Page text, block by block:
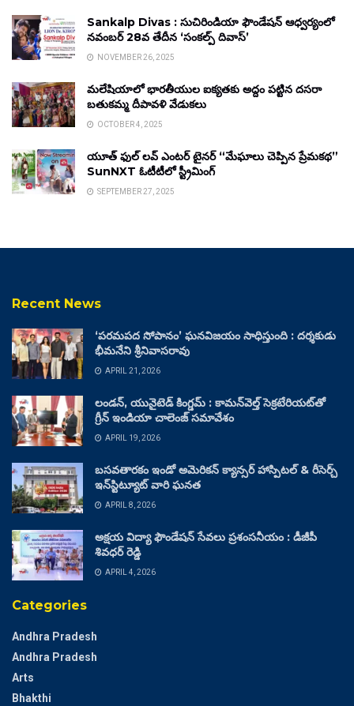
Sankalp Divas : సుచిరిండియా ఫౌండేషన్ ఆధ్వర్యంలో
నవంబర్ 28వ తేదీన ‘సంకల్ప్ దివాస్’
NOVEMBER 26, 2025
మలేషియాలో భారతీయుల ఐక్యతకు అద్దం పట్టిన దసరా
బతుకమ్మ దీపావళి వేడుకలు
OCTOBER 4, 2025
యూత్ ఫుల్ లవ్ ఎంటర్ టైనర్ “మేఘాలు చెప్పిన ప్రేమకథ”
SunNXT ఓటీటీలో స్ట్రీమింగ్
SEPTEMBER 27, 2025
Recent News
‘పరమపద సోపానం’ ఘనవిజయం సాధిస్తుంది : దర్శకుడు
భీమనేని శ్రీనివాసరావు
APRIL 21, 2026
లండన్, యునైటెడ్ కింగ్డమ్ : కామన్‌వెల్త్ సెక్రటేరియట్‌తో
గ్రీన్ ఇండియా చాలెంజ్ సమావేశం
APRIL 19, 2026
బసవతారకం ఇండో అమెరికన్ క్యాన్సర్ హాస్పిటల్ & రీసెర్చ్
ఇన్‌స్టిట్యూట్ వారి ఘనత
APRIL 8, 2026
అక్షయ విద్యా ఫౌండేషన్ సేవలు ప్రశంసనీయం : డీజీపీ
శివధర్ రెడ్డి
APRIL 4, 2026
Categories
Andhra Pradesh
Andhra Pradesh
Arts
Bhakthi